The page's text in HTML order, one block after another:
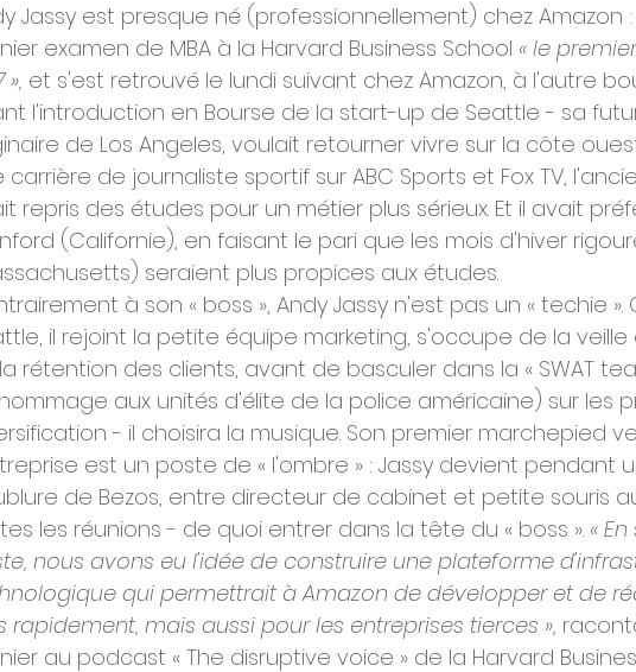
Jassy est presque né (professionnellement) chez Amazon
examen de MBA à la Harvard Business School « le
», et s'est retrouvé le lundi suivant chez Amazon, à l'autre
l'introduction en Bourse de la start-up de Seattle - sa
de Los Angeles, voulait retourner vivre sur la côte
carrière de journaliste sportif sur ABC Sports et Fox TV,
repris des études pour un métier plus sérieux. Et il avait
(Californie), en faisant le pari que les mois d'hiver
seraient plus propices aux études.
à son « boss », Andy Jassy n'est pas un « techie ».
il rejoint la petite équipe marketing, s'occupe de la
rétention des clients, avant de basculer dans la « SWAT
aux unités d'élite de la police américaine) sur les
- il choisira la musique. Son premier marchepied
est un poste de « l'ombre » : Jassy devient pendant
de Bezos, entre directeur de cabinet et petite souris
les réunions - de quoi entrer dans la tête du « boss ». «
nous avons eu l'idée de construire une plateforme
qui permettrait à Amazon de développer et de
rapidement, mais aussi pour les entreprises tierces »,
au podcast « The disruptive voice » de la Harvard